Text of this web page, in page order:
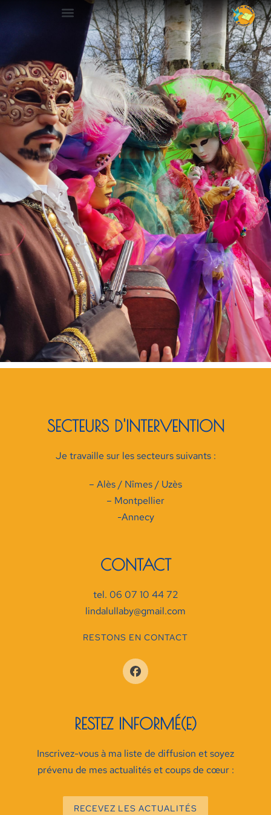
SECTEURS D'INTERVENTION
Je travaille sur les secteurs suivants :
– Alès / Nîmes / Uzès
– Montpellier
-Annecy
CONTACT
tel. 06 07 10 44 72
lindalullaby@gmail.com
RESTONS EN CONTACT
RESTEZ INFORMÉ(E)
Inscrivez-vous à ma liste de diffusion et soyez
prévenu de mes actualités et coups de cœur :
RECEVEZ LES ACTUALITÉS